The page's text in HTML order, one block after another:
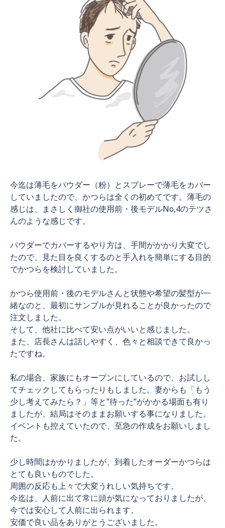
今迄は薄毛をパウダー（粉）とスプレーで薄毛をカバー
していましたので、かつらは全くの初めてです。薄毛の
感じは、まさしく御社の使用前・後モデルNo,4のテツさ
んのような感じです。
パウダーでカバーするやり方は、手間がかかり大変でし
たので、見た目を良くするのと手入れを簡単にする目的
でかつらを検討していました。
かつら使用前・後のモデルさんと状態や希望の髪型が一
緒なのと、最初にサンプルが見れることが良かったので
注文しました。
そして、他社に比べて安い点がいいと感じました。
また、店長さんは話しやすく、色々と相談できて良かっ
たですね。
私の場合、家族にもオープンにしているので、お試しし
てチェックしてもらったりもしました。妻からも「もう
少し考えてみたら？」等と”待った”がかかる場面も有り
ましたが、結局はそのままお願いする事になりました。
イベントも控えていたので、至急の作成をお願いしまし
た。
少し時間はかかりましたが、到着したオーダーかつらは
とても良いものでした。
周囲の反応も上々で大変うれしい気持ちです。
今迄は、人前に出て常に頭が気になっておりましたが、
今では安心して人前に出られます。
安価で良い品をありがとうございました。